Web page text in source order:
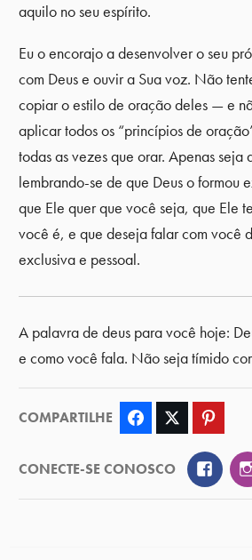
aquilo no seu espírito.
Eu o encorajo a desenvolver o seu
com Deus e ouvir a Sua voz. Não
copiar o estilo de oração deles — e
aplicar todos os “princípios de
todas as vezes que orar. Apenas seja
lembrando-se de que Deus o formou
que Ele quer que você seja, que Ele
você é, e que deseja falar com você
exclusiva e pessoal.
A palavra de deus para você hoje:
e como você fala. Não seja tímido
COMPARTILHE Facebook Twitter
CONECTE-SE CONOSCO